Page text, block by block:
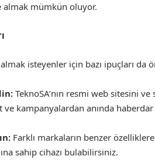
almak mümkün oluyor.
isteyenler için bazı ipuçları da
TeknoSA’nın resmi web sitesini
ve kampanyalardan anında
Farklı markaların benzer
sahip cihazı bulabilirsiniz.